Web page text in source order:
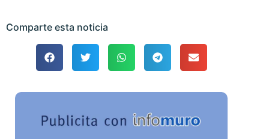
Comparte esta noticia